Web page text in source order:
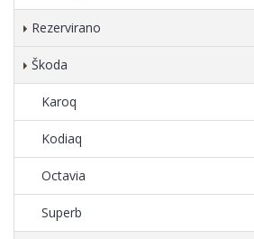
Rezervirano
Škoda
Karoq
Kodiaq
Octavia
Superb